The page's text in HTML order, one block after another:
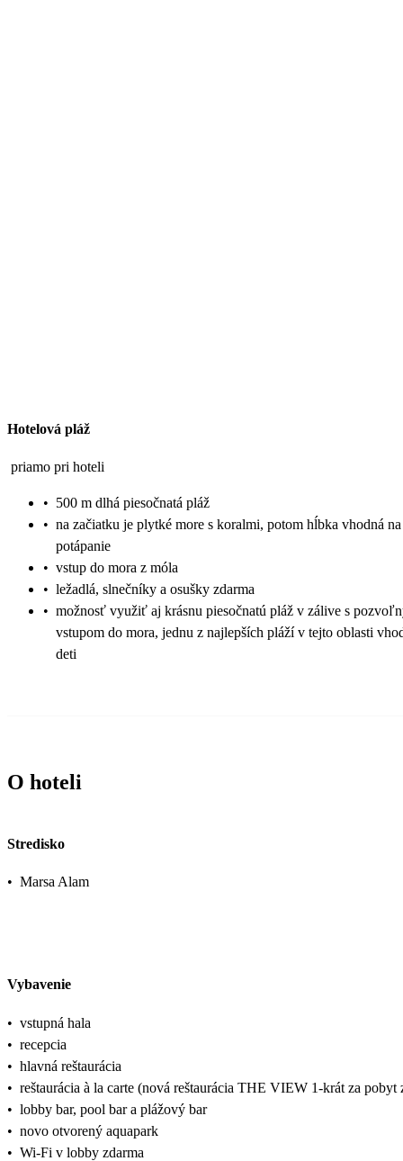
Hotelová pláž
priamo pri hoteli
• 500 m dlhá piesočnatá pláž
• na začiatku je plytké more s koralmi, potom hĺbka vhodná na
potápanie
• vstup do mora z móla
• ležadlá, slnečníky a osušky zdarma
• možnosť využiť aj krásnu piesočnatú pláž v zálive s
vstupom do mora, jednu z najlepších pláží v tejto oblasti
deti
O hoteli
Stredisko
• Marsa Alam
Vybavenie
• vstupná hala
• recepcia
• hlavná reštaurácia
• reštaurácia à la carte (nová reštaurácia THE VIEW 1-krát za pobyt
• lobby bar, pool bar a plážový bar
• novo otvorený aquapark
• Wi-Fi v lobby zdarma